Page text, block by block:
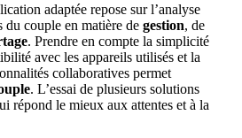
adaptée repose sur l’analyse
du couple en matière de gestion, de
. Prendre en compte la simplicité
avec les appareils utilisés et la
collaboratives permet
. L’essai de plusieurs solutions
répond le mieux aux attentes et à la